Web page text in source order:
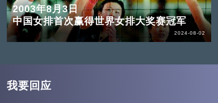
2003年8月3日
中国女排首次赢得世界女排大奖赛冠军
2024-08-02
我要回应